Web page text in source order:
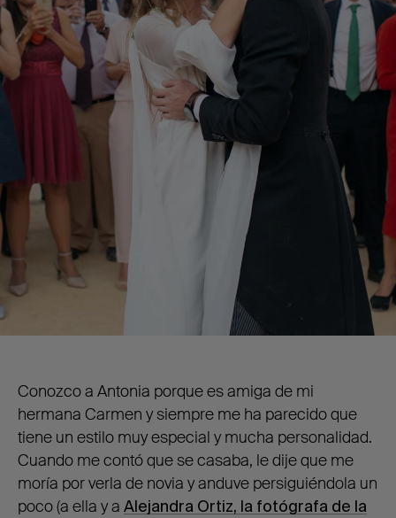
Conozco a Antonia porque es amiga de mi
hermana Carmen y siempre me ha parecido que
tiene un estilo muy especial y mucha personalidad.
Cuando me contó que se casaba, le dije que me
moría por verla de novia y anduve persiguiéndola un
poco (a ella y a Alejandra Ortiz, la fotógrafa de la